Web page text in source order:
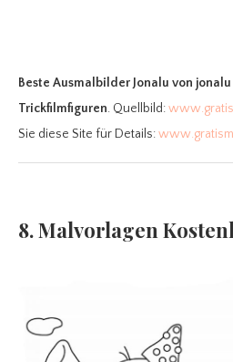
Beste Ausmalbilder Jonalu von
Trickfilmfiguren. Quellbild:
Sie diese Site für Details:
8. Malvorlagen